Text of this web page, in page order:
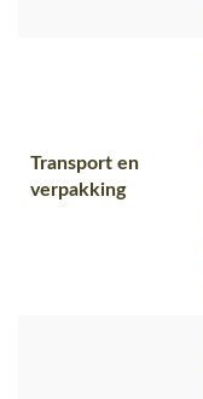
Transport en
verpakking